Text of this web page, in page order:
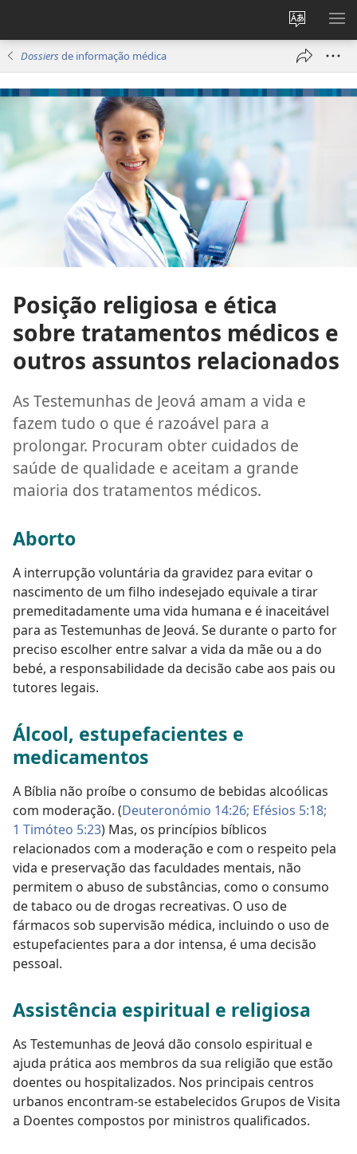
Alterar
a
língua
do
site
Dossiersde informação médica
Posição religiosa e ética
sobre tratamentos médicos e
outros assuntos relacionados
As Testemunhas de Jeová amam a vida e
fazem tudo o que é razoável para a
prolongar. Procuram obter cuidados de
saúde de qualidade e aceitam a grande
maioria dos tratamentos médicos.
Aborto
A interrupção voluntária da gravidez para evitar o
nascimento de um filho indesejado equivale a tirar
premeditadamente uma vida humana e é inaceitável
para as Testemunhas de Jeová. Se durante o parto for
preciso escolher entre salvar a vida da mãe ou a do
bebé, a responsabilidade da decisão cabe aos pais ou
tutores legais.
Álcool, estupefacientes e
medicamentos
A Bíblia não proíbe o consumo de bebidas alcoólicas
com moderação. (Deuteronómio 14:26; Efésios 5:18;
1 Timóteo 5:23) Mas, os princípios bíblicos
relacionados com a moderação e com o respeito pela
vida e preservação das faculdades mentais, não
permitem o abuso de substâncias, como o consumo
de tabaco ou de drogas recreativas. O uso de
fármacos sob supervisão médica, incluindo o uso de
estupefacientes para a dor intensa, é uma decisão
pessoal.
Assistência espiritual e religiosa
As Testemunhas de Jeová dão consolo espiritual e
ajuda prática aos membros da sua religião que estão
doentes ou hospitalizados. Nos principais centros
urbanos encontram-se estabelecidos Grupos de Visita
a Doentes compostos por ministros qualificados.